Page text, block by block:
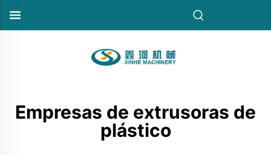
Empresas de extrusoras de
plástico